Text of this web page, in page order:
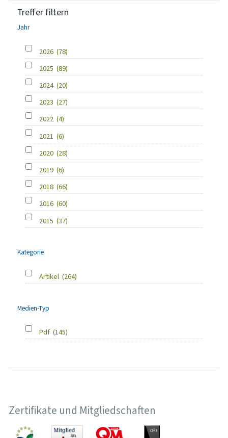
Treffer filtern
Jahr
2026 (78)
2025 (89)
2024 (20)
2023 (27)
2022 (4)
2021 (6)
2020 (28)
2019 (6)
2018 (66)
2016 (60)
2015 (37)
Kategorie
Artikel (264)
Medien-Typ
Pdf (145)
Zertifikate und Mitgliedschaften